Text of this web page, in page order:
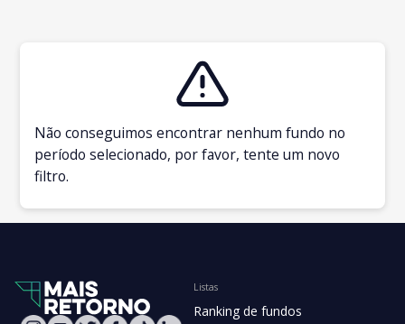
Não conseguimos encontrar nenhum fundo no
período selecionado, por favor, tente um novo
filtro.
Listas
Ranking de fundos